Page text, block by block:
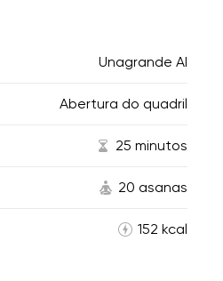
Unagrande AI
Abertura do quadril
25 minutos
20 asanas
152 kcal